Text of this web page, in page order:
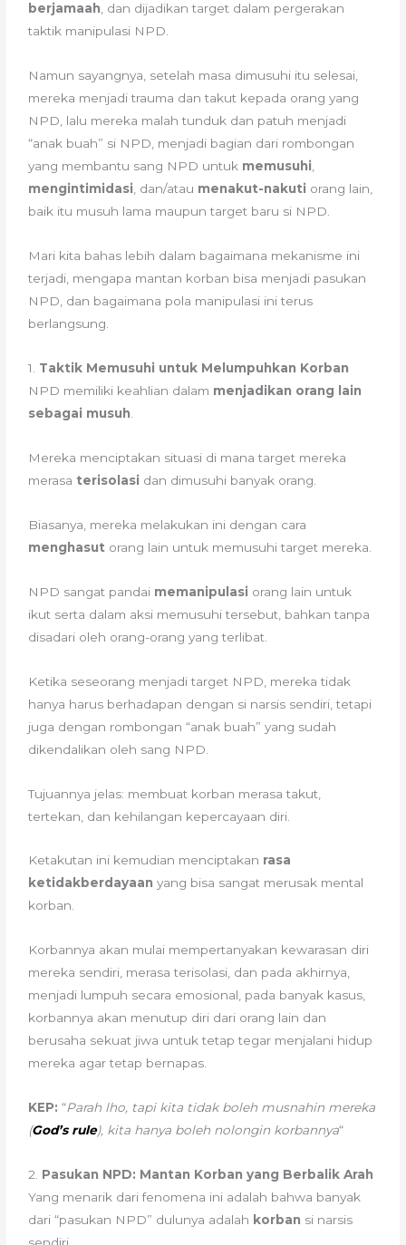
berjamaah , dan dijadikan target dalam pergerakan
taktik manipulasi NPD.
Namun sayangnya, setelah masa dimusuhi itu selesai,
mereka menjadi trauma dan takut kepada orang yang
NPD, lalu mereka malah tunduk dan patuh menjadi
“anak buah” si NPD, menjadi bagian dari rombongan
yang membantu sang NPD untuk memusuhi
mengintimidasi , dan/atau menakut-nakuti orang lain,
baik itu musuh lama maupun target baru si NPD.
Mari kita bahas lebih dalam bagaimana mekanisme ini
terjadi, mengapa mantan korban bisa menjadi pasukan
NPD, dan bagaimana pola manipulasi ini terus
berlangsung.
1. Taktik Memusuhi untuk Melumpuhkan Korban
NPD memiliki keahlian dalam menjadikan orang lain
sebagai musuh
Mereka menciptakan situasi di mana target mereka
merasa terisolasi dan dimusuhi banyak orang.
Biasanya, mereka melakukan ini dengan cara
menghasut orang lain untuk memusuhi target mereka.
NPD sangat pandai memanipulasi orang lain untuk
ikut serta dalam aksi memusuhi tersebut, bahkan tanpa
disadari oleh orang-orang yang terlibat.
Ketika seseorang menjadi target NPD, mereka tidak
hanya harus berhadapan dengan si narsis sendiri, tetapi
juga dengan rombongan “anak buah” yang sudah
dikendalikan oleh sang NPD.
Tujuannya jelas: membuat korban merasa takut,
tertekan, dan kehilangan kepercayaan diri.
Ketakutan ini kemudian menciptakan rasa
ketidakberdayaan yang bisa sangat merusak mental
korban.
Korbannya akan mulai mempertanyakan kewarasan diri
mereka sendiri, merasa terisolasi, dan pada akhirnya,
menjadi lumpuh secara emosional, pada banyak kasus,
korbannya akan menutup diri dari orang lain dan
berusaha sekuat jiwa untuk tetap tegar menjalani hidup
mereka agar tetap bernapas.
KEP: “Parah lho, tapi kita tidak boleh musnahin mereka
(God’s rule), kita hanya boleh nolongin korbannya“
2. Pasukan NPD: Mantan Korban yang Berbalik Arah
Yang menarik dari fenomena ini adalah bahwa banyak
dari “pasukan NPD” dulunya adalah korban si narsis